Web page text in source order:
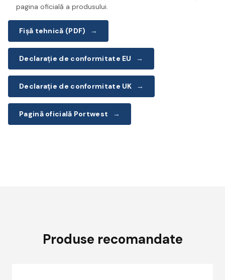
pagina oficială a produsului.
Fișă tehnică (PDF) →
Declarație de conformitate EU →
Declarație de conformitate UK →
Pagină oficială Portwest →
Produse recomandate